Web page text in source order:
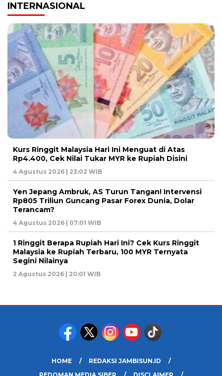
INTERNASIONAL
Kurs Ringgit Malaysia Hari Ini Menguat di Atas
Rp4.400, Cek Nilai Tukar MYR ke Rupiah Disini
4 Agustus 2026 | 23:02 WIB
Yen Jepang Ambruk, AS Turun Tangan! Intervensi
Rp805 Triliun Guncang Pasar Forex Dunia, Dolar
Terancam?
4 Agustus 2026 | 07:01 WIB
1 Ringgit Berapa Rupiah Hari Ini? Cek Kurs Ringgit
Malaysia ke Rupiah Terbaru, 100 MYR Ternyata
Segini Nilainya
2 Agustus 2026 | 20:01 WIB
HOME
REDAKSI JAMBISUN.ID